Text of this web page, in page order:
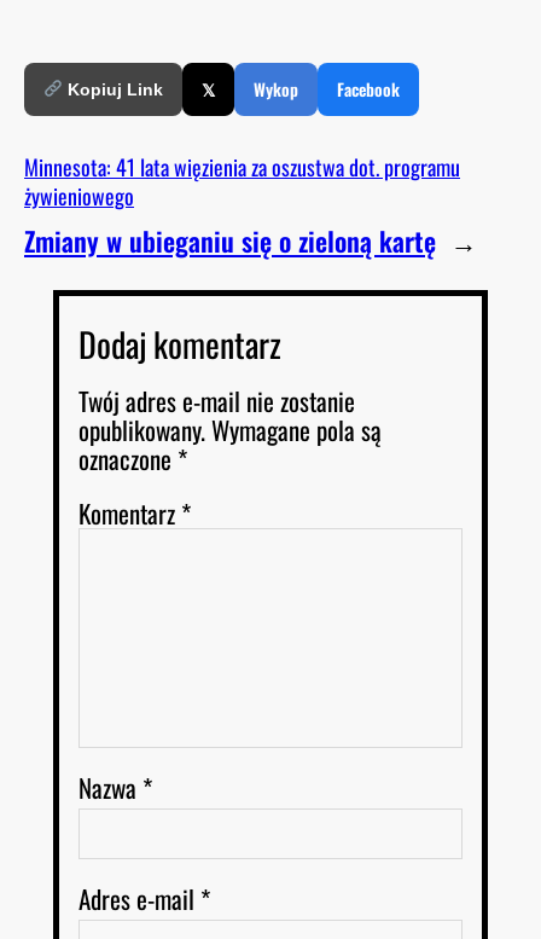
Kopiuj Link 𝕏 Wykop Facebook
Minnesota: 41 lata więzienia za oszustwa dot. programu
żywieniowego
Zmiany w ubieganiu się o zieloną kartę →
Dodaj komentarz
Twój adres e-mail nie zostanie
opublikowany.Wymagane pola są
oznaczone *
Komentarz*
Nazwa *
Adres e-mail *